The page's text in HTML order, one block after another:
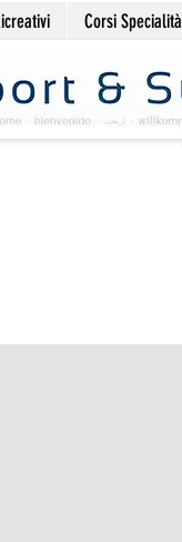
Corsi Specialità